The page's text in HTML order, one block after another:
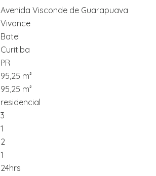
Avenida Visconde de Guarapuava
Vivance
Batel
Curitiba
PR
95,25 m²
95,25 m²
residencial
3
1
2
1
24hrs